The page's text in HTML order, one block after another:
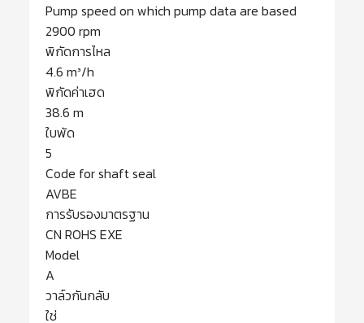
Pump speed on which pump data are based
2900 rpm
พิกัดการไหล
4.6 m³/h
พิกัดค่าเฮด
38.6 m
ใบพัด
5
Code for shaft seal
AVBE
การรับรองมาตรฐาน
CN ROHS EXE
Model
A
วาล์วกันกลับ
ใช่